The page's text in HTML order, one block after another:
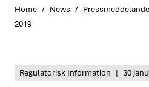
Home / News /
2019
Regulatorisk Information | 30